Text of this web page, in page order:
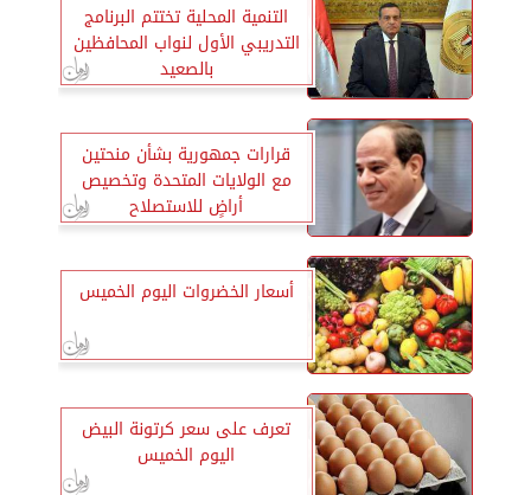
التنمية المحلية تختتم البرنامج
التدريبي الأول لنواب المحافظين
بالصعيد
قرارات جمهورية بشأن منحتين
مع الولايات المتحدة وتخصيص
أراضٍ للاستصلاح
أسعار الخضروات اليوم الخميس
تعرف على سعر كرتونة البيض
اليوم الخميس